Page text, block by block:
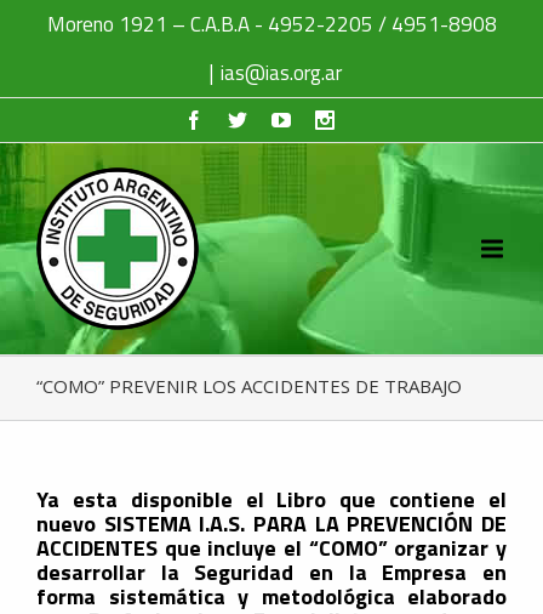
Moreno 1921 – C.A.B.A - 4952-2205 / 4951-8908
| ias@ias.org.ar
“COMO” PREVENIR LOS ACCIDENTES DE TRABAJO
Ya esta disponible el Libro que contiene el
nuevo SISTEMA I.A.S. PARA LA PREVENCIÓN DE
ACCIDENTES que incluye el “COMO” organizar y
desarrollar la Seguridad en la Empresa en
forma sistemática y metodológica elaborado